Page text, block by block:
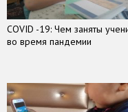
COVID -19: Чем заняты
во время пандемии